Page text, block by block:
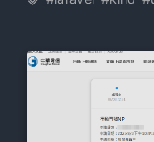
（不然 Kubernetes